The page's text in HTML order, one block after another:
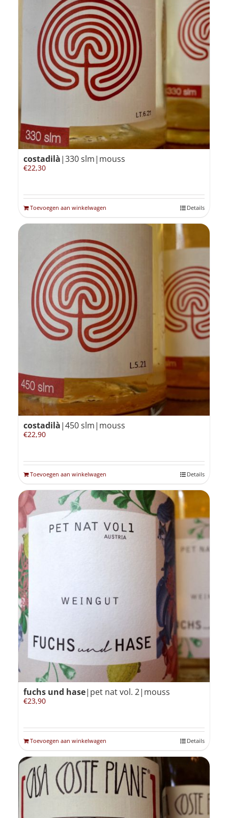
costadilà|330 slm|mouss
€22,30
Toevoegen aan winkelwagen Details
costadilà|450 slm|mouss
€22,90
Toevoegen aan winkelwagen Details
fuchs und hase|pet nat vol. 2|mouss
€23,90
Toevoegen aan winkelwagen Details